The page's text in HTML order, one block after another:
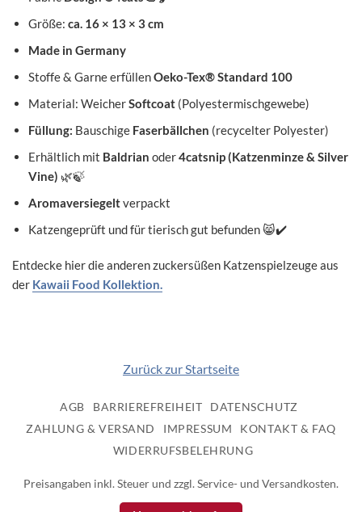
Größe: ca. 16 × 13 × 3 cm
Made in Germany
Stoffe & Garne erfüllenOeko-Tex® Standard 100
Material: WeicherSoftcoat(Polyestermischgewebe)
Füllung: Bauschige Faserbällchen (recycelter Polyester)
Erhältlich mit Baldrian oder4catsnip (Katzenminze & Silver
Vine) 🌿🍃
Aromaversiegeltverpackt
Katzengeprüft und für tierisch gut befunden😸✔️
Entdecke hier die anderen zuckersüßen Katzenspielzeuge aus
der Kawaii Food Kollektion.
Zurück zur Startseite
AGB BARRIEREFREIHEIT
DATENSCHUTZ
ZAHLUNG & VERSAND
IMPRESSUM
KONTAKT & FAQ
WIDERRUFSBELEHRUNG
Preisangaben inkl. Steuer und zzgl. Service- und Versandkosten.